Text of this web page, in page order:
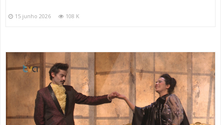
15 junho 2026 108 K